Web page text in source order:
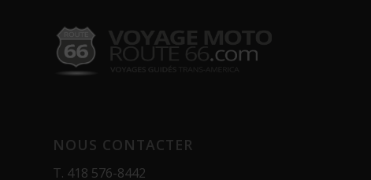
NOUS CONTACTER
T. 418 576-8442